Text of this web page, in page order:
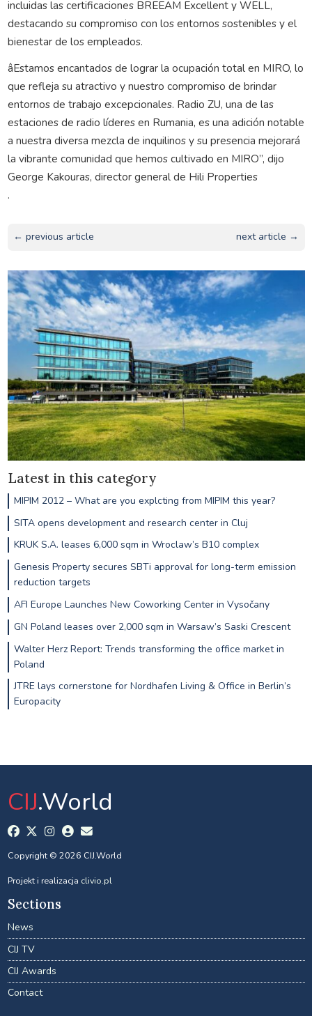
incluidas las certificaciones BREEAM Excellent y WELL,
destacando su compromiso con los entornos sostenibles y el
bienestar de los empleados.
âEstamos encantados de lograr la ocupación total en MIRO, lo
que refleja su atractivo y nuestro compromiso de brindar
entornos de trabajo excepcionales. Radio ZU, una de las
estaciones de radio líderes en Rumania, es una adición notable
a nuestra diversa mezcla de inquilinos y su presencia mejorará
la vibrante comunidad que hemos cultivado en MIRO”, dijo
George Kakouras, director general de Hili Properties
.
← previous article next article →
Latest in this category
MIPIM 2012 – What are you explcting from MIPIM this year?
SITA opens development and research center in Cluj
KRUK S.A. leases 6,000 sqm in Wroclaw’s B10 complex
Genesis Property secures SBTi approval for long-term emission
reduction targets
AFI Europe Launches New Coworking Center in Vysočany
GN Poland leases over 2,000 sqm in Warsaw’s Saski Crescent
Walter Herz Report: Trends transforming the office market in
Poland
JTRE lays cornerstone for Nordhafen Living & Office in Berlin’s
Europacity
CIJ.World
Copyright © 2026 CIJ.World
Projekt i realizacja clivio.pl
Sections
News
CIJ TV
CIJ Awards
Contact